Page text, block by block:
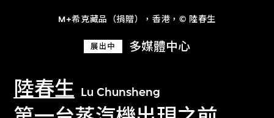
M+希克藏品（捐贈），香港，© 陸春生
展出中 多媒體中心
陸春生 Lu Chunsheng
文化藏品。